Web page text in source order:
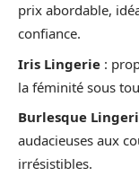
prix abordable,
confiance.
Iris Lingerie :
la féminité sous
Burlesque
audacieuses aux
irrésistibles.